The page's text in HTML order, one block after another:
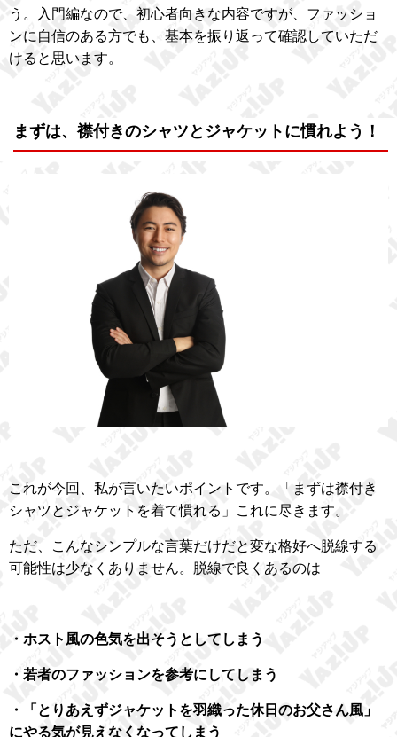
う。入門編なので、初心者向きな内容ですが、ファッショ
ンに自信のある方でも、基本を振り返って確認していただ
けると思います。
まずは、襟付きのシャツとジャケットに慣れよう！
これが今回、私が言いたいポイントです。「まずは襟付き
シャツとジャケットを着て慣れる」これに尽きます。
ただ、こんなシンプルな言葉だけだと変な格好へ脱線する
可能性は少なくありません。脱線で良くあるのは
・ホスト風の色気を出そうとしてしまう
・若者のファッションを参考にしてしまう
・「とりあえずジャケットを羽織った休日のお父さん風」
にやる気が見えなくなってしまう